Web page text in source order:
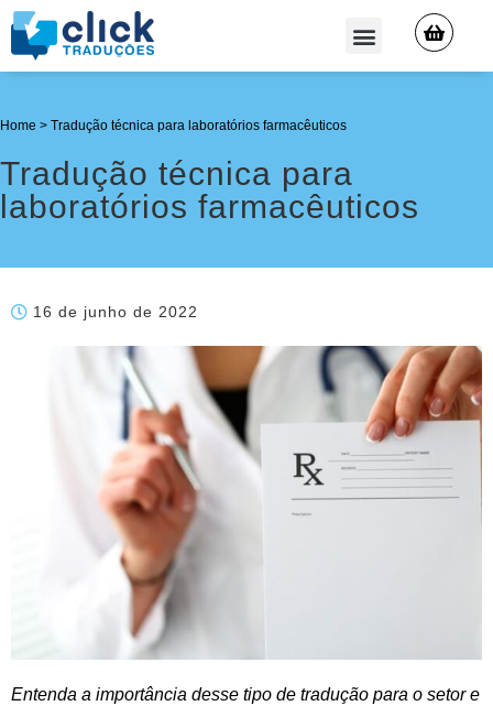
Home > Tradução técnica para laboratórios farmacêuticos
Tradução técnica para
laboratórios farmacêuticos
16 de junho de 2022
Entenda a importância desse tipo de tradução para o setor e